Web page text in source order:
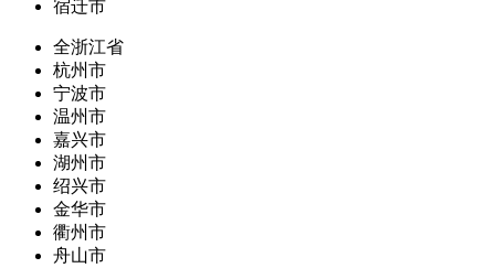
宿迁市
全浙江省
杭州市
宁波市
温州市
嘉兴市
湖州市
绍兴市
金华市
衢州市
舟山市